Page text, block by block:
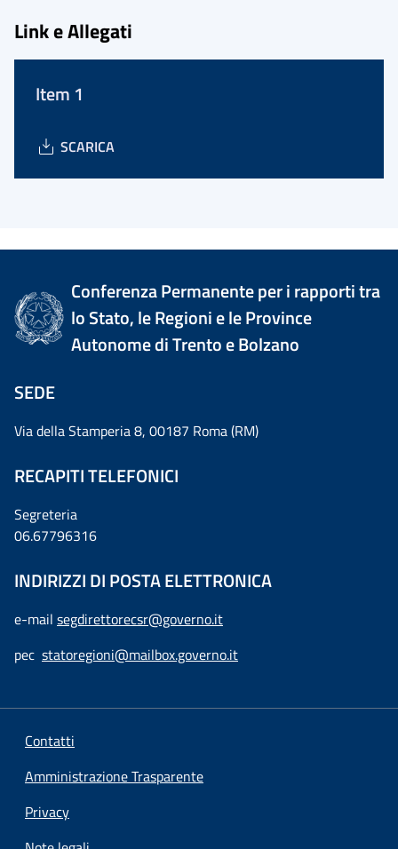
Link e Allegati
Item 1
SCARICA
Conferenza Permanente per i rapporti tra
lo Stato, le Regioni e le Province
Autonome di Trento e Bolzano
SEDE
Via della Stamperia 8, 00187 Roma (RM)
RECAPITI TELEFONICI
Segreteria
06.67796316
INDIRIZZI DI POSTA ELETTRONICA
e-mail segdirettorecsr@governo.it
pec statoregioni@mailbox.governo.it
Contatti
Amministrazione Trasparente
Privacy